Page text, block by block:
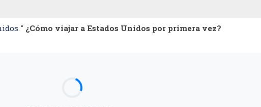
" ¿Cómo viajar a Estados Unidos por primera vez?